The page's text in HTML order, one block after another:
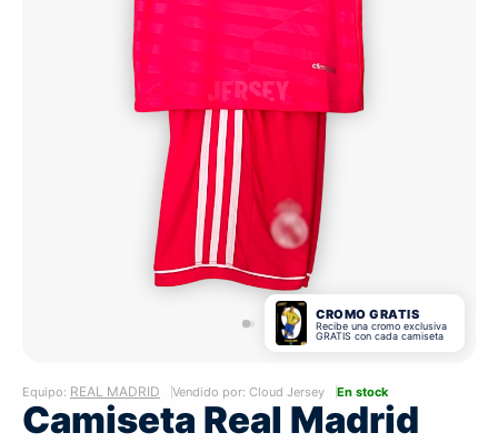
CROMO GRATIS
Recibe una cromo exclusiva
GRATIS con cada camiseta
Equipo: REAL MADRID Vendido por: Cloud Jersey En stock
Camiseta Real Madrid